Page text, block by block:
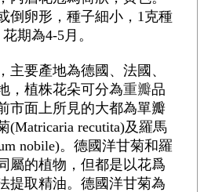
倒卵形，種子細小，1克種
期為4-5月。
主要產地為德國、法國、
，植株花朵可分為重瓣品
市面上所見的大都為單瓣
(Matricaria recutita)及羅馬
nobile)。德國洋甘菊和羅
屬的植物，但都是以花爲
提取精油。德國洋甘菊為